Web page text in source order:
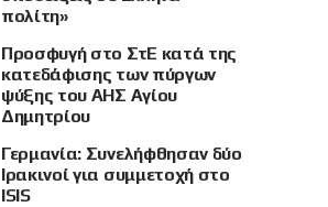
πολίτη»
Προσφυγή στο ΣτΕ κατά της
κατεδάφισης των πύργων
ψύξης του ΑΗΣ Αγίου
Δημητρίου
Γερμανία: Συνελήφθησαν δύο
Ιρακινοί για συμμετοχή στο
ISIS